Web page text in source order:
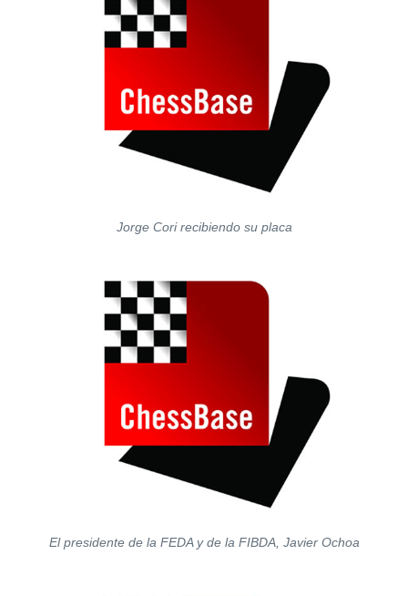
Jorge Cori recibiendo su placa
El presidente de la FEDA y de la FIBDA, Javier Ochoa